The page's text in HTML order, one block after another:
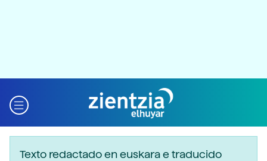
Texto redactado en euskara e traducido